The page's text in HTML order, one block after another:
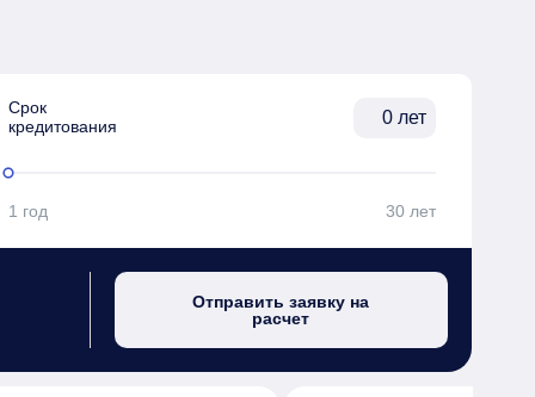
Срок
кредитования
лет
1 год 30 лет
Отправить заявку на
расчет